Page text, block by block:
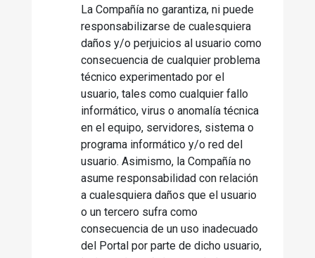
La Compañía no garantiza, ni puede
responsabilizarse de cualesquiera
daños y/o perjuicios al usuario como
consecuencia de cualquier problema
técnico experimentado por el
usuario, tales como cualquier fallo
informático, virus o anomalía técnica
en el equipo, servidores, sistema o
programa informático y/o red del
usuario. Asimismo, la Compañía no
asume responsabilidad con relación
a cualesquiera daños que el usuario
o un tercero sufra como
consecuencia de un uso inadecuado
del Portal por parte de dicho usuario,